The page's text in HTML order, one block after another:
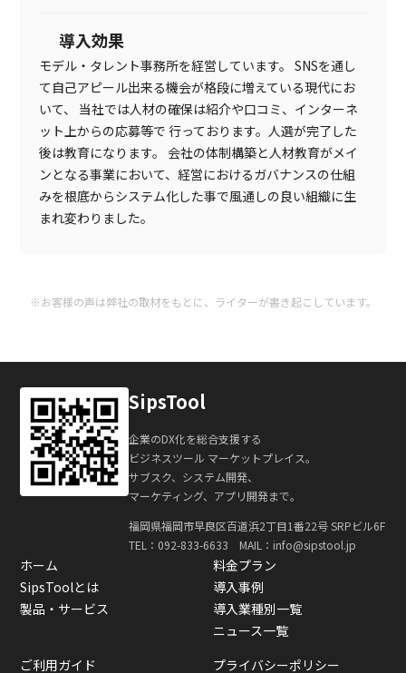
導入効果
モデル・タレント事務所を経営しています。 SNSを通し
て自己アピール出来る機会が格段に増えている現代にお
いて、
当社では人材の確保は紹介や口コミ、インターネ
ット上からの応募等で 行っております。人選が完了した
後は教育になります。
会社の体制構築と人材教育がメイ
ンとなる事業において、経営におけるガバナンスの仕組
みを根底からシステム化した事で風通しの良い組織に生
まれ変わりました。
※お客様の声は弊社の取材をもとに、ライターが書き起こしています。
SipsTool
企業のDX化を総合支援する
ビジネスツール マーケットプレイス。
サブスク、システム開発、
マーケティング、アプリ開発まで。
福岡県福岡市早良区百道浜2丁目1番22号 SRPビル6F
TEL： 092-833-6633 MAIL：info@sipstool.jp
ホーム
SipsToolとは
製品・サービス
料金プラン
導入事例
導入業種別一覧
ニュース一覧
ご利用ガイド
プライバシーポリシー